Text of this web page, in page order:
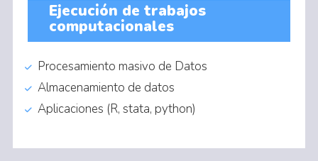
Ejecución de trabajos
computacionales
Procesamiento masivo de Datos
Almacenamiento de datos
Aplicaciones (R, stata, python)